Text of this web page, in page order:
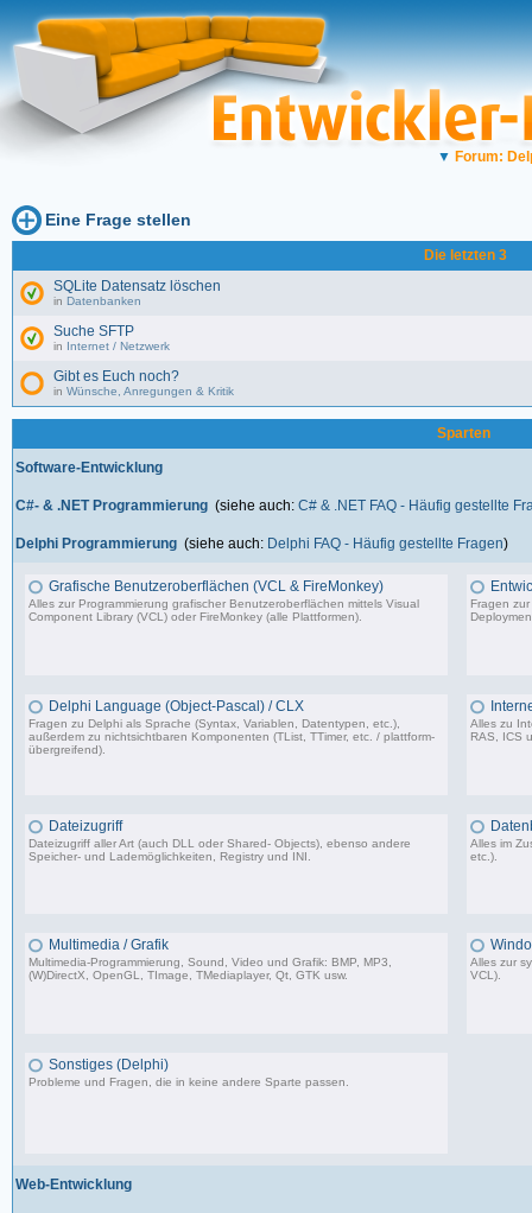
▼ Forum:
Eine Frage stellen
Die letzten 3
SQLite Datensatz löschen
in Datenbanken
Suche SFTP
in Internet / Netzwerk
Gibt es Euch noch?
in Wünsche, Anregungen & Kritik
Sparten
Software-Entwicklung
C#- & .NET Programmierung (siehe auch: C# & .NET FAQ - Häufig gestellte
Delphi Programmierung (siehe auch: Delphi FAQ - Häufig gestellte Fragen)
Grafische Benutzeroberflächen (VCL & FireMonkey)
Alles zur Programmierung grafischer Benutzeroberflächen mittels Visual
Component Library (VCL) oder FireMonkey (alle Plattformen).
Fragen
Delphi Language (Object-Pascal) / CLX
Fragen zu Delphi als Sprache (Syntax, Variablen, Datentypen, etc.),
außerdem zu nichtsichtbaren Komponenten (TList, TTimer, etc. / plattform-
übergreifend).
Alles zu
RAS, ICS
Dateizugriff
Dateizugriff aller Art (auch DLL oder Shared- Objects), ebenso andere
Speicher- und Lademöglichkeiten, Registry und INI.
Alles im
etc.).
Multimedia / Grafik
Multimedia-Programmierung, Sound, Video und Grafik: BMP, MP3,
(W)DirectX, OpenGL, TImage, TMediaplayer, Qt, GTK usw.
Alles zur
VCL).
Sonstiges (Delphi)
Probleme und Fragen, die in keine andere Sparte passen.
Web-Entwicklung